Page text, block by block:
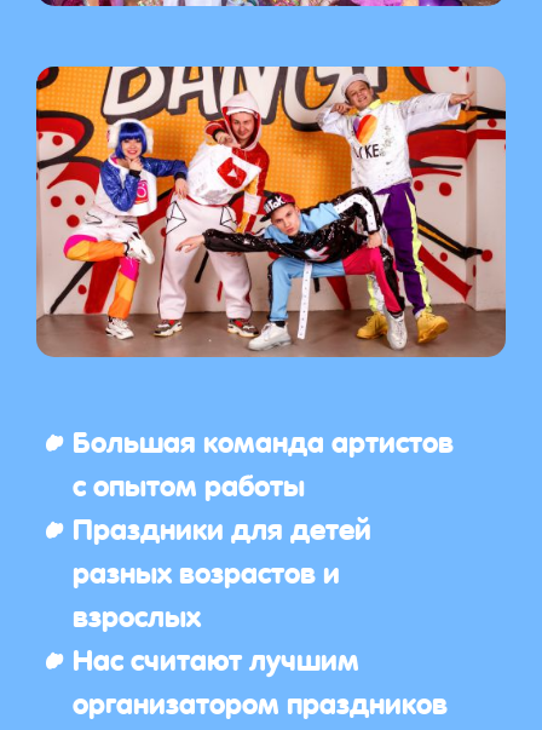
Большая команда артистов
с опытом работы
Праздники для детей
разных возрастов и
взрослых
Нас считают лучшим
организатором праздников